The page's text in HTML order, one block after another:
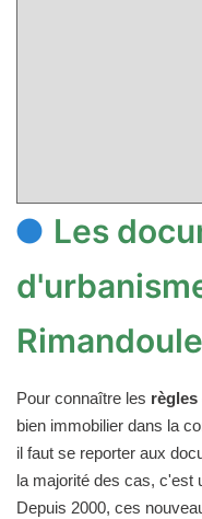
Les
Rimandoule
Pour connaître les
bien immobilier dans la
il faut se reporter aux
la majorité des cas, c'est
Depuis 2000, ces